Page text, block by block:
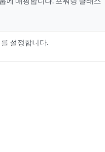
설정합니다.